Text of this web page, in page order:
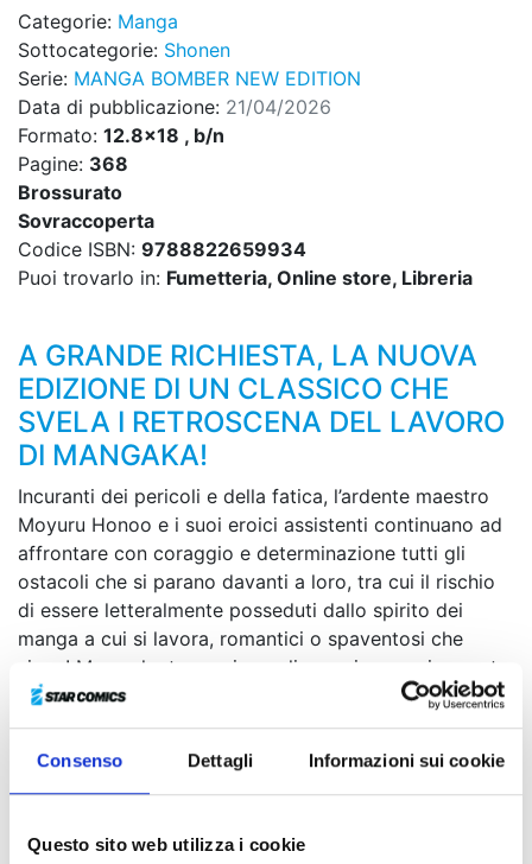
Consenso Dettagli Informazioni sui cookie
Questo sito web utilizza i cookie
Categorie: Manga
Sottocategorie: Shonen
Serie: MANGA BOMBER NEW EDITION
Data di pubblicazione: 21/04/2026
Formato: 12.8x18 , b/n
Pagine: 368
Brossurato
Sovraccoperta
Codice ISBN: 9788822659934
Puoi trovarlo in: Fumetteria, Online store, Libreria
A GRANDE RICHIESTA, LA NUOVA
EDIZIONE DI UN CLASSICO CHE
SVELA I RETROSCENA DEL LAVORO
DI MANGAKA!
Incuranti dei pericoli e della fatica, l’ardente maestro
Moyuru Honoo e i suoi eroici assistenti continuano ad
affrontare con coraggio e determinazione tutti gli
ostacoli che si parano davanti a loro, tra cui il rischio
di essere letteralmente posseduti dallo spirito dei
manga a cui si lavora, romantici o spaventosi che
siano! Ma anche trovarsi a realizzare improvvisamente
i propri sogni può rivelarsi deleterio... Tra colleghi
problematici, robot da collezione, spettacoli di
supereroi in costume e le onnipresenti scadenze da